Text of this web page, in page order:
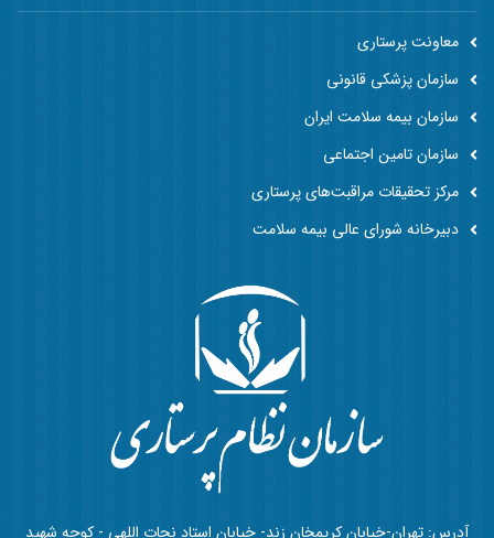
آدرس: تهران-خیابان کریمخان زند- خیابان استاد نجات اللهی - کوچه شهید
معاونت پرستاری
سازمان پزشکی قانونی
سازمان بیمه سلامت ایران
سازمان تامین اجتماعی
مرکز تحقیقات مراقبت‌های پرستاری
دبیرخانه شورای عالی بیمه سلامت